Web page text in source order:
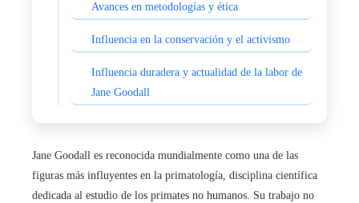
Avances en metodologías y ética
Influencia en la conservación y el activismo
Influencia duradera y actualidad de la labor de
Jane Goodall
Jane Goodall es reconocida mundialmente como una de las
figuras más influyentes en la primatología, disciplina científica
dedicada al estudio de los primates no humanos. Su trabajo no